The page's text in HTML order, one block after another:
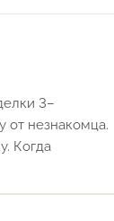
3–
от незнакомца.
Когда